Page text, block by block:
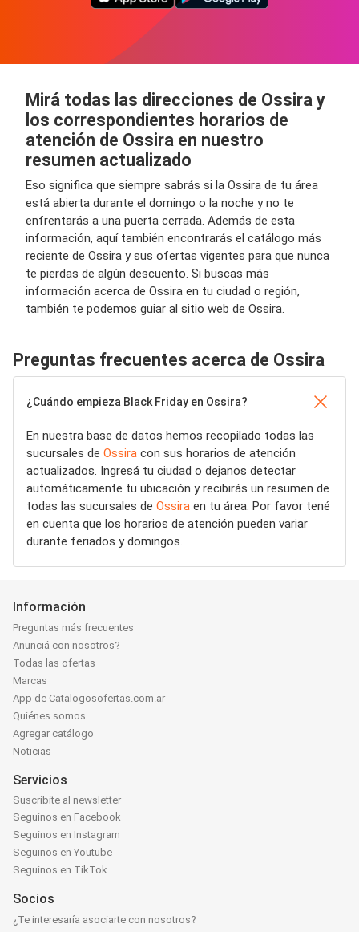
Mirá todas las direcciones de Ossira y
los correspondientes horarios de
atención de Ossira en nuestro
resumen actualizado
Eso significa que siempre sabrás si la Ossira de tu área
está abierta durante el domingo o la noche y no te
enfrentarás a una puerta cerrada. Además de esta
información, aquí también encontrarás el catálogo más
reciente de Ossira y sus ofertas vigentes para que nunca
te pierdas de algún descuento. Si buscas más
información acerca de Ossira en tu ciudad o región,
también te podemos guiar al sitio web de Ossira.
Preguntas frecuentes acerca de Ossira
¿Cuándo empieza Black Friday en Ossira?
En nuestra base de datos hemos recopilado todas las
sucursales de Ossira con sus horarios de atención
actualizados. Ingresá tu ciudad o dejanos detectar
automáticamente tu ubicación y recibirás un resumen de
todas las sucursales de Ossira en tu área. Por favor tené
en cuenta que los horarios de atención pueden variar
durante feriados y domingos.
Información
Preguntas más frecuentes
Anunciá con nosotros?
Todas las ofertas
Marcas
App de Catalogosofertas.com.ar
Quiénes somos
Agregar catálogo
Noticias
Servicios
Suscribite al newsletter
Seguinos en Facebook
Seguinos en Instagram
Seguinos en Youtube
Seguinos en TikTok
Socios
¿Te interesaría asociarte con nosotros?